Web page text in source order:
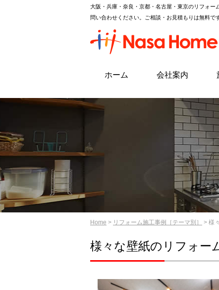
大阪・兵庫・奈良・京都・名古屋・東京のリフォ
問い合わせください。ご相談・お見積もりは無料です
ホーム 会社案内
Home > リフォーム施工事例［テーマ別］ > 様
様々な壁紙のリフォー